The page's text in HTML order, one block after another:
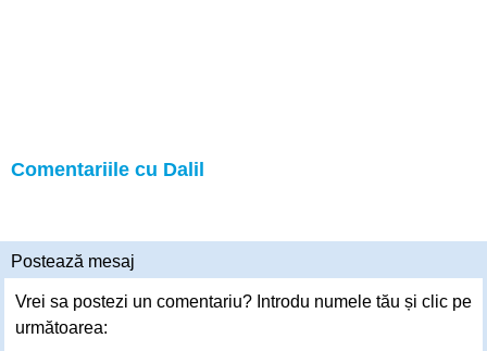
Comentariile cu Dalil
Postează mesaj
Vrei sa postezi un comentariu? Introdu numele tău și clic pe
următoarea: